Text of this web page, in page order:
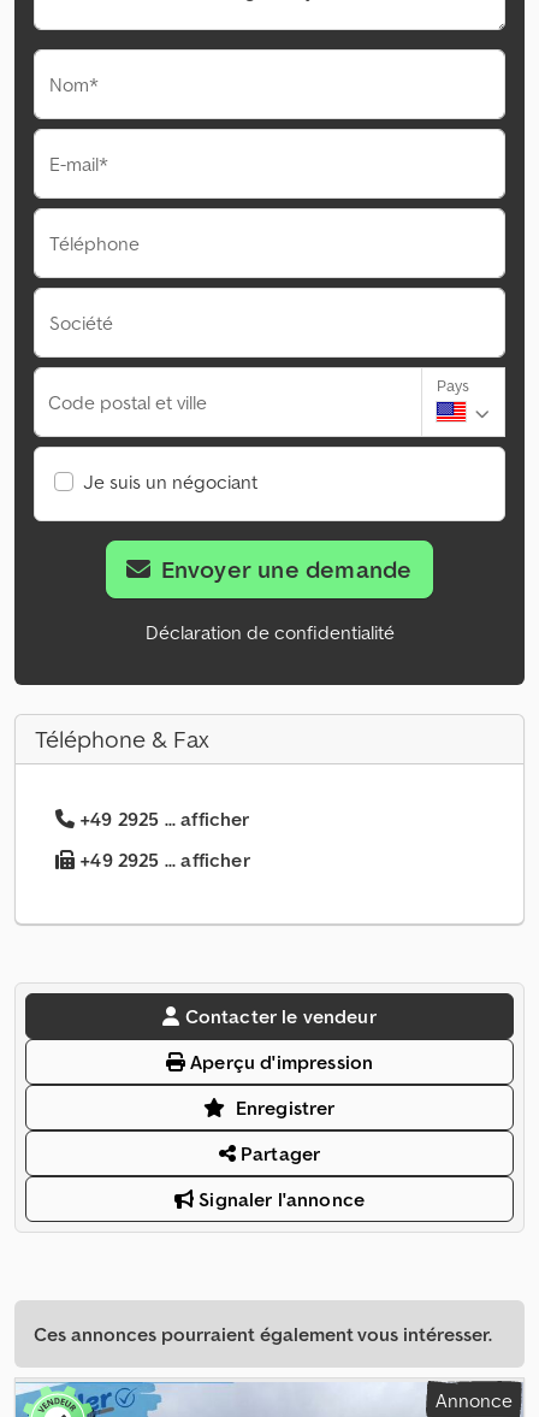
Nom*
E-mail*
Téléphone
Société
Code postal et ville
Pays
Je suis un négociant
Envoyer une demande
Déclaration de confidentialité
Téléphone & Fax
+49 2925 ... afficher
+49 2925 ... afficher
Contacter le vendeur
Aperçu d'impression
Enregistrer
Partager
Signaler l'annonce
Ces annonces pourraient également vous intéresser.
Annonce